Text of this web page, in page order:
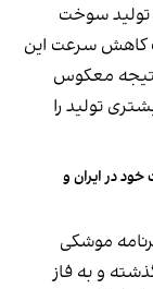
تولید سوخت
(اکتبر ۲۰۲۴) با هدف کاهش سرعت این
معکوس
تولید را
در ایران و
موشکی
و به فاز